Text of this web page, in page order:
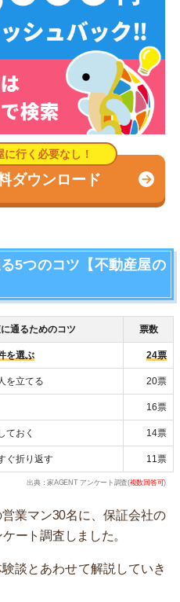
ダウンロード
5つのコツ【不動産屋の
通るためのコツ 票数
を選ぶ 24票
を立てる 20票
16票
ておく 14票
ぐ折り返す 11票
出典：家AGENT アンケート調査(複数回答可)
業マン30名に、保証会社の
ート調査しました。
談とあわせて解説していき